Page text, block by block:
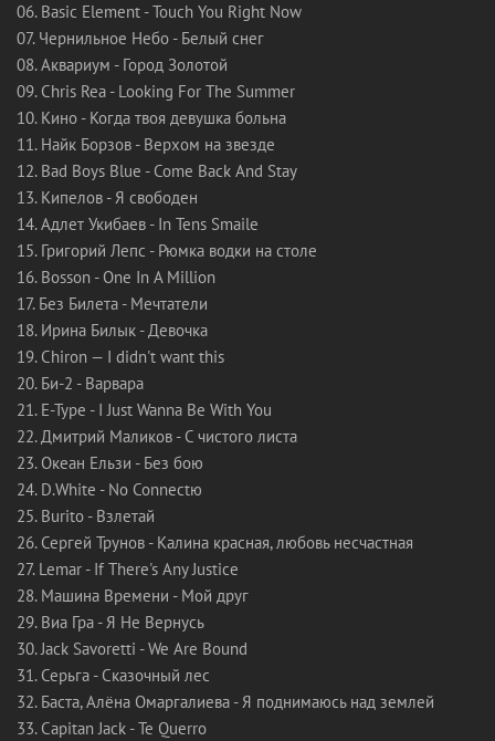
06. Basic Element - Touch You Right Now
07. Чернильное Небо - Белый снег
08. Аквариум - Город Золотой
09. Chris Rea - Looking For The Summer
10. Кино - Когда твоя девушка больна
11. Найк Борзов - Верхом на звезде
12. Bad Boys Blue - Come Back And Stay
13. Кипелов - Я свободен
14. Адлет Укибаев - In Tens Smaile
15. Григорий Лепс - Рюмка водки на столе
16. Bosson - One In A Million
17. Без Билета - Мечтатели
18. Ирина Билык - Девочка
19. Chiron — I didn't want this
20. Би-2 - Варвара
21. E-Type - I Just Wanna Be With You
22. Дмитрий Маликов - С чистого листа
23. Океан Ельзи - Без бою
24. D.White - No Connectю
25. Burito - Взлетай
26. Сергей Трунов - Калина красная, любовь несчастная
27. Lemar - If There's Any Justice
28. Машина Времени - Мой друг
29. Виа Гра - Я Не Вернусь
30. Jack Savoretti - We Are Bound
31. Серьга - Сказочный лес
32. Баста, Алёна Омаргалиева - Я поднимаюсь над землей
33. Capitan Jack - Te Querro